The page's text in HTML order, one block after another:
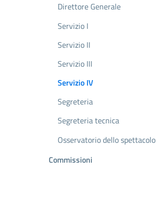
Direttore Generale
Servizio I
Servizio II
Servizio III
Servizio IV
Segreteria
Segreteria tecnica
Osservatorio dello spettacolo
Commissioni